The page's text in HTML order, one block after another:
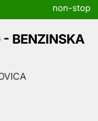
non-stop
- BENZINSKA